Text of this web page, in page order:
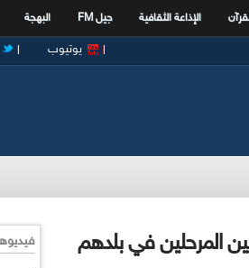
الإذاعة الثقافية جيل FM البهجة
يوتيوب
المرحلين في بلدهم